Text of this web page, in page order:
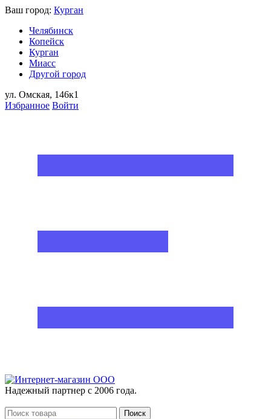
Ваш город: Курган
Челябинск
Копейск
Курган
Миасс
Другой город
ул. Омская, 146к1
Избранное Войти
Надежный партнер с 2006 года.
Поиск